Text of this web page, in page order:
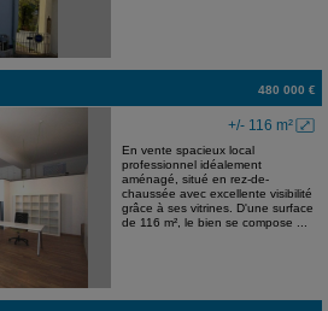
480 000 €
+/- 116 m²
En vente spacieux local
professionnel idéalement
aménagé, situé en rez-de-
chaussée avec excellente visibilité
grâce à ses vitrines. D'une surface
de 116 m², le bien se compose ...